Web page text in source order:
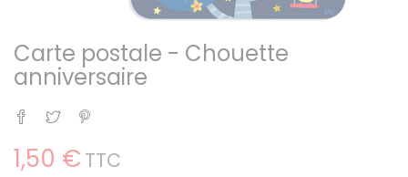
Carte postale - Chouette
anniversaire
Partager
Tweet
1,50 € TTC